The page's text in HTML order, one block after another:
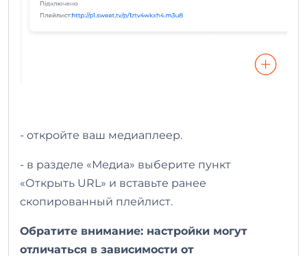
- откройте ваш медиаплеер.
- в разделе «Медиа» выберите пункт
«Открыть URL» и вставьте ранее
скопированный плейлист.
Обратите внимание: настройки могут
отличаться в зависимости от